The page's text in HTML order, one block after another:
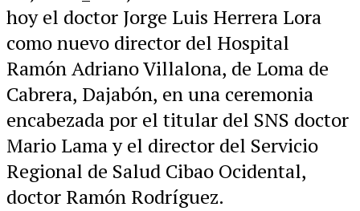
hoy el doctor Jorge Luis Herrera Lora
como nuevo director del Hospital
Ramón Adriano Villalona, de Loma de
Cabrera, Dajabón, en una ceremonia
encabezada por el titular del SNS doctor
Mario Lama y el director del Servicio
Regional de Salud Cibao Ocidental,
doctor Ramón Rodríguez.